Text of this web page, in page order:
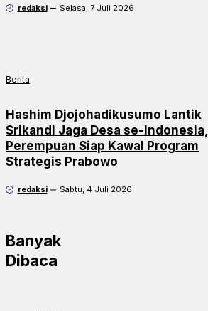
redaksi Selasa, 7 Juli 2026
Berita
Hashim Djojohadikusumo Lantik
Srikandi Jaga Desa se-Indonesia,
Perempuan Siap Kawal Program
Strategis Prabowo
redaksi Sabtu, 4 Juli 2026
Banyak
Dibaca